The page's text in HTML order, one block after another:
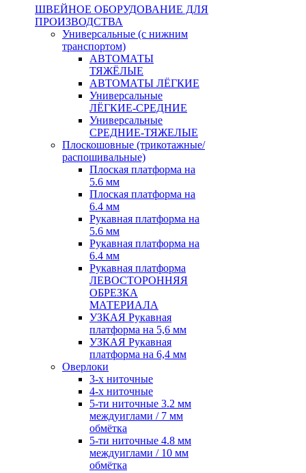
ШВЕЙНОЕ ОБОРУДОВАНИЕ ДЛЯ
ПРОИЗВОДСТВА
Универсальные (с нижним
транспортом)
АВТОМАТЫ
ТЯЖЁЛЫЕ
АВТОМАТЫ ЛЁГКИЕ
Универсальные
ЛЁГКИЕ-СРЕДНИЕ
Универсальные
СРЕДНИЕ-ТЯЖЕЛЫЕ
Плоскошовные (трикотажные/
распошивальные)
Плоская платформа на
5.6 мм
Плоская платформа на
6.4 мм
Рукавная платформа на
5.6 мм
Рукавная платформа на
6.4 мм
Рукавная платформа
ЛЕВОСТОРОННЯЯ
ОБРЕЗКА
МАТЕРИАЛА
УЗКАЯ Рукавная
платформа на 5,6 мм
УЗКАЯ Рукавная
платформа на 6,4 мм
Оверлоки
3-х ниточные
4-х ниточные
5-ти ниточные 3.2 мм
междуиглами / 7 мм
обмётка
5-ти ниточные 4.8 мм
междуиглами / 10 мм
обмётка